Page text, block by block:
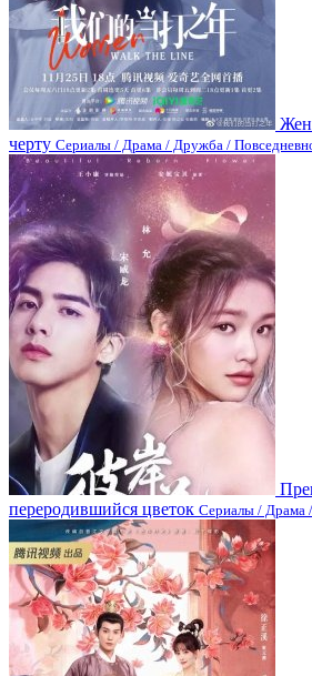
черту Сериалы / Драма / Дружба /
переродившийся цветок Сериалы / Драма